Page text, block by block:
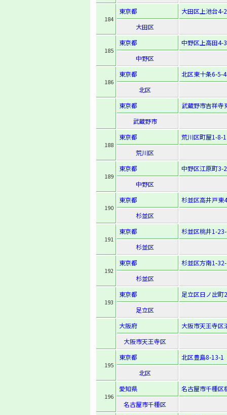
184
東京都
大田区上池台4-
大田区
185
東京都
中野区上高田4-
中野区
186
東京都
北区東十条6-5-4
北区
東京都
武蔵野市吉祥寺
武蔵野市
188
東京都
荒川区町屋1-8-
荒川区
189
東京都
中野区江原町3-
中野区
190
東京都
杉並区高井戸東
杉並区
191
東京都
杉並区桃井1-
杉並区
192
東京都
杉並区方南1-
杉並区
193
東京都
足立区日ノ出町
足立区
大阪府
大阪市天王寺区
大阪市天王寺区
195
東京都
北区豊島8-13-1
北区
196
愛知県
名古屋市千種区
名古屋市千種区